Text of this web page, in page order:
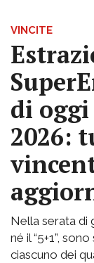
VINCITE
di
2026:
Nella serata di
né il “5+1”,
ciascuno dei